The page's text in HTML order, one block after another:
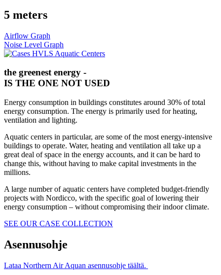
5 meters
Airflow Graph
Noise Level Graph
the greenest energy -
IS THE ONE NOT USED
Energy consumption in buildings constitutes around 30% of total
energy consumption. The energy is primarily used for heating,
ventilation and lighting.
Aquatic centers in particular, are some of the most energy-intensive
buildings to operate. Water, heating and ventilation all take up a
great deal of space in the energy accounts, and it can be hard to
change this, without having to make capital investments in the
millions.
A large number of aquatic centers have completed budget-friendly
projects with Nordicco, with the specific goal of lowering their
energy consumption – without compromising their indoor climate.
SEE OUR CASE COLLECTION
Asennusohje
Lataa Northern Air Aquan asennusohje täältä.